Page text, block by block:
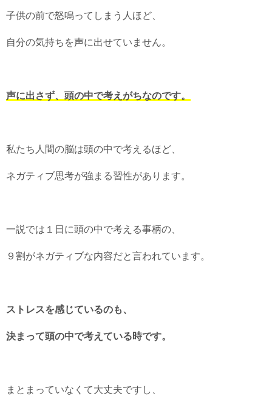
子供の前で怒鳴ってしまう人ほど、
自分の気持ちを声に出せていません。
声に出さず、頭の中で考えがちなのです。
私たち人間の脳は頭の中で考えるほど、
ネガティブ思考が強まる習性があります。
一説では１日に頭の中で考える事柄の、
９割がネガティブな内容だと言われています。
ストレスを感じているのも、
決まって頭の中で考えている時です。
まとまっていなくて大丈夫ですし、